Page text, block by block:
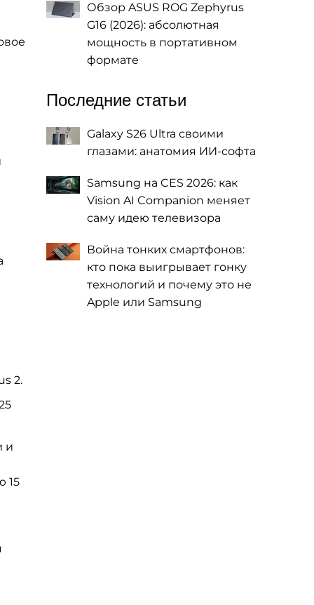
2.
и
15
Обзор ASUS ROG Zephyrus
G16 (2026): абсолютная
мощность в портативном
формате
Последние статьи
Galaxy S26 Ultra своими
глазами: анатомия ИИ-софта
Samsung на CES 2026: как
Vision AI Companion меняет
саму идею телевизора
Война тонких смартфонов:
кто пока выигрывает гонку
технологий и почему это не
Apple или Samsung